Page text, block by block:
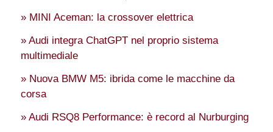
» MINI Aceman: la crossover elettrica
» Audi integra ChatGPT nel proprio sistema
multimediale
» Nuova BMW M5: ibrida come le macchine da
corsa
» Audi RSQ8 Performance: è record al Nurburging